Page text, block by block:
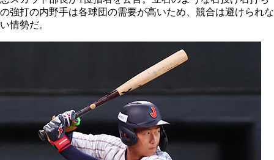
の強打の内野手は各球団の需要が高いため、競合は避けられな
い情勢だ。